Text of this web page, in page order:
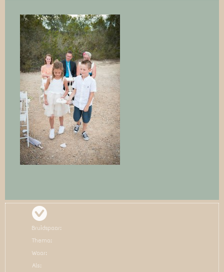
Bruidspaar:
Thema:
Waar:
Als: